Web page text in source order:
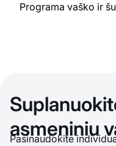
Programa vaško ir
asmeniniu
Pasinaudokite